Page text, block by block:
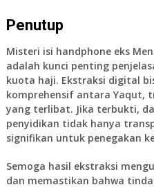
Penutup
Misteri isi handphone eks
adalah kunci penting
kuota haji. Ekstraksi digital
komprehensif antara Yaqut,
yang terlibat. Jika terbukti,
penyidikan tidak hanya
signifikan untuk penegakan
Semoga hasil ekstraksi
dan memastikan bahwa